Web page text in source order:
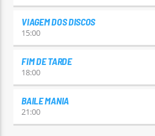
VIAGEM DOS DISCOS
15:00
FIM DE TARDE
18:00
BAILE MANIA
21:00